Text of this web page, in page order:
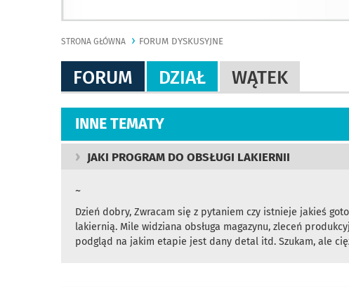
STRONA GŁÓWNA FORUM DYSKUSYJNE
FORUM DZIAŁ WĄTEK
INNE TEMATY
JAKI PROGRAM DO OBSŁUGI LAKIERNII
~
Dzień dobry, Zwracam się z pytaniem czy istnieje jakieś
lakiernią. Mile widziana obsługa magazynu, zleceń
podgląd na jakim etapie jest dany detal itd. Szukam, ale